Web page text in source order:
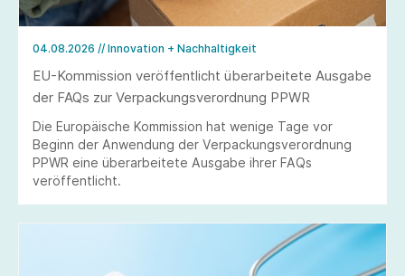
04.08.2026 // Innovation + Nachhaltigkeit
EU-Kommission veröffentlicht überarbeitete Ausgabe
der FAQs zur Verpackungsverordnung PPWR
Die Europäische Kommission hat wenige Tage vor
Beginn der Anwendung der Verpackungsverordnung
PPWR eine überarbeitete Ausgabe ihrer FAQs
veröffentlicht.